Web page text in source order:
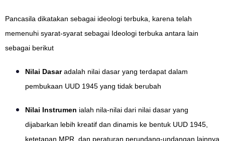
Pancasila dikatakan sebagai ideologi terbuka, karena telah
memenuhi syarat-syarat sebagai Ideologi terbuka antara lain
sebagai berikut
Nilai Dasaradalah nilai dasar yang terdapat dalam
pembukaan UUD 1945 yang tidak berubah
Nilai Instrumen ialah nila-nilai dari nilai dasar yang
dijabarkan lebih kreatif dan dinamis ke bentuk UUD 1945,
ketetapan MPR, dan peraturan perundang-undangan lainnya